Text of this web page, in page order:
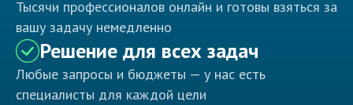
Тысячи профессионалов онлайн и готовы взяться за
вашу задачу немедленно
Решение для всех задач
Любые запросы и бюджеты — у нас есть
специалисты для каждой цели